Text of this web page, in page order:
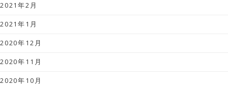
2021年2月
2021年1月
2020年12月
2020年11月
2020年10月